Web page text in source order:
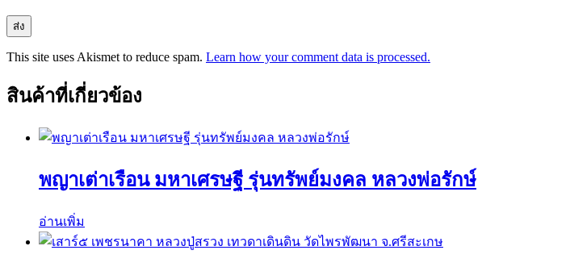
This site uses Akismet to reduce spam. Learn how your comment data is processed.
สินค้าที่เกี่ยวข้อง
พญาเต่าเรือน มหาเศรษฐี รุ่นทรัพย์มงคล หลวงพ่อรักษ์
อ่านเพิ่ม